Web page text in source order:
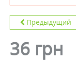
Предыдущий
36 грн